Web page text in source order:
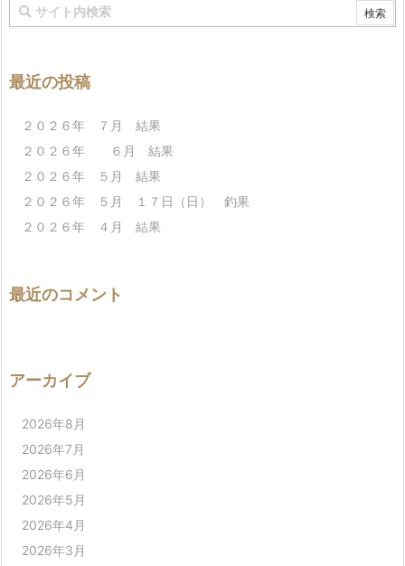
最近の投稿
２０２６年 ７月 結果
２０２６年 ６月 結果
２０２６年 ５月 結果
２０２６年 ５月 １７日（日） 釣果
２０２６年 ４月 結果
最近のコメント
アーカイブ
2026年8月
2026年7月
2026年6月
2026年5月
2026年4月
2026年3月